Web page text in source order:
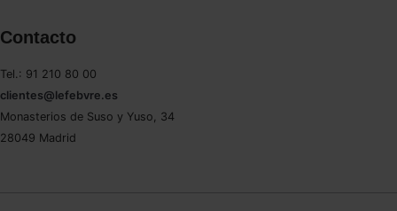
Contacto
Tel.: 91 210 80 00
clientes@lefebvre.es
Monasterios de Suso y Yuso, 34
28049 Madrid